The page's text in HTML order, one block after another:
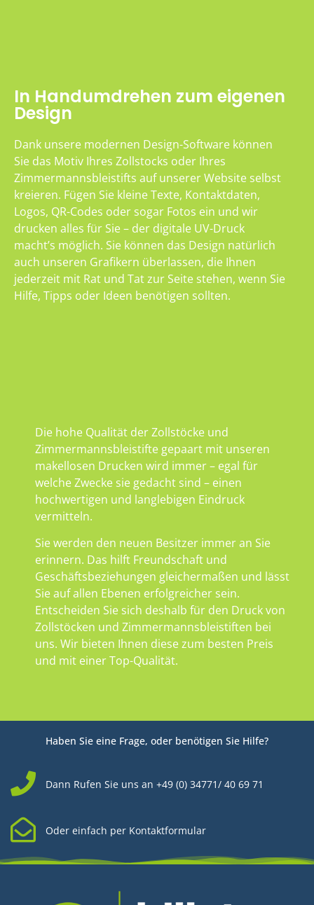
In Handumdrehen zum eigenen
Design
Dank unsere modernen Design-Software können
Sie das Motiv Ihres Zollstocks oder Ihres
Zimmermannsbleistifts auf unserer Website selbst
kreieren. Fügen Sie kleine Texte, Kontaktdaten,
Logos, QR-Codes oder sogar Fotos ein und wir
drucken alles für Sie – der digitale UV-Druck
macht’s möglich. Sie können das Design natürlich
auch unseren Grafikern überlassen, die Ihnen
jederzeit mit Rat und Tat zur Seite stehen, wenn Sie
Hilfe, Tipps oder Ideen benötigen sollten.
Die hohe Qualität der Zollstöcke und
Zimmermannsbleistifte gepaart mit unseren
makellosen Drucken wird immer – egal für
welche Zwecke sie gedacht sind – einen
hochwertigen und langlebigen Eindruck
vermitteln.
Sie werden den neuen Besitzer immer an Sie
erinnern. Das hilft Freundschaft und
Geschäftsbeziehungen gleichermaßen und lässt
Sie auf allen Ebenen erfolgreicher sein.
Entscheiden Sie sich deshalb für den Druck von
Zollstöcken und Zimmermannsbleistiften bei
uns. Wir bieten Ihnen diese zum besten Preis
und mit einer Top-Qualität.
Haben Sie eine Frage, oder benötigen Sie Hilfe?
Dann Rufen Sie uns an +49 (0) 34771/ 40 69 71
Oder einfach per Kontaktformular